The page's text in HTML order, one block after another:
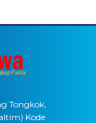
Tongkok,
Kode